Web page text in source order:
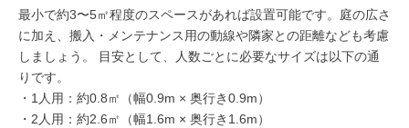
最小で約3〜5㎡程度のスペースがあれば設置可能です。庭の広さ
に加え、搬入・メンテナンス用の動線や隣家との距離なども考慮
しましょう。 目安として、人数ごとに必要なサイズは以下の通
りです。
・1人用：約0.8㎡（幅0.9m × 奥行き0.9m）
・2人用：約2.6㎡（幅1.6m × 奥行き1.6m）